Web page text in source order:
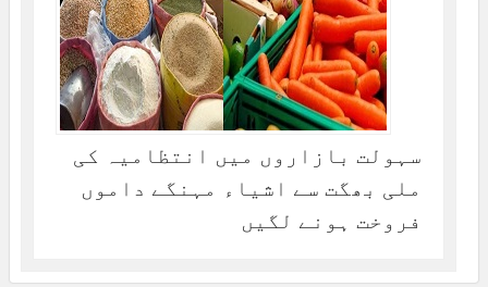
سہولت بازاروں میں انتظامیہ کی
ملی بھگت سے اشیاء مہنگے داموں
فروخت ہونے لگیں